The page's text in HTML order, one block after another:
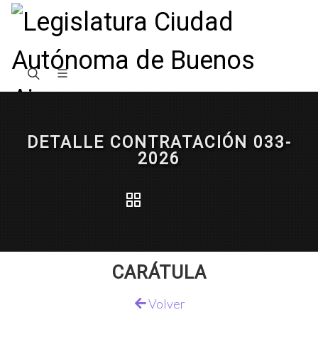
DETALLE CONTRATACIÓN 033-
2026
CARÁTULA
Volver